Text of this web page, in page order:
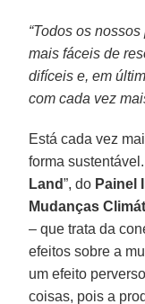
“Todos os
mais fáceis de
difíceis e, em
com cada vez
Está cada vez
forma
Land”, do Painel
Mudanças
– que trata da
efeitos sobre a
um efeito
coisas, pois a